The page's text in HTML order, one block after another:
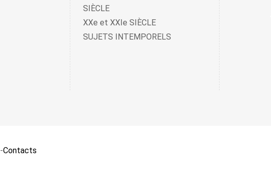
SIÈCLE
XXe et XXIe SIÈCLE
SUJETS INTEMPORELS
-Contacts